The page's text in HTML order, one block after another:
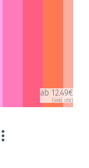
ab 12.49€
(inkl. USt)